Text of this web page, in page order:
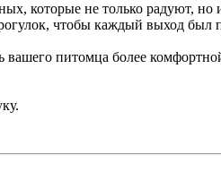
которые не только радуют, но
чтобы каждый выход был
вашего питомца более